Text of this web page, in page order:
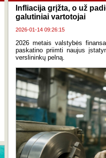
Infliacija grįžta, o už
galutiniai vartotojai
2026-01-14 09:26:15
2026 metais valstybės
paskatino priimti naujus
verslininkų pelną.